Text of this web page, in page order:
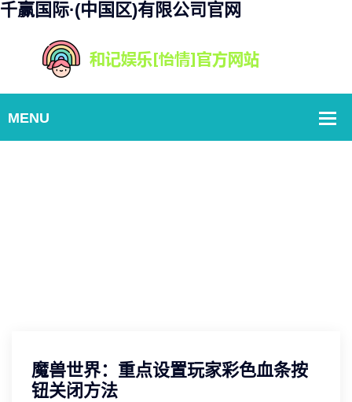
千赢国际·(中国区)有限公司官网
魔兽世界：重点设置玩家彩色血条按
钮关闭方法